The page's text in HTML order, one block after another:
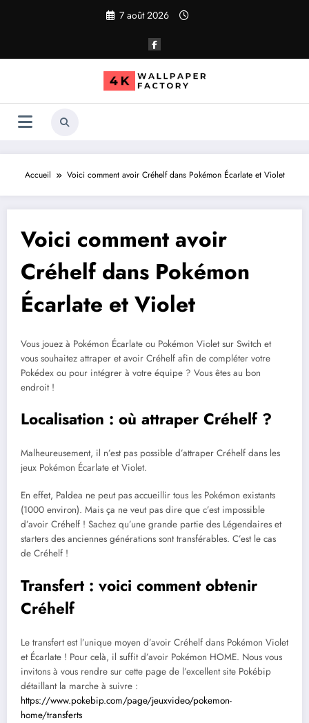
7 août 2026
Accueil Voici comment avoir Créhelf dans Pokémon Écarlate et Violet
Voici comment avoir
Créhelf dans Pokémon
Écarlate et Violet
Vous jouez à Pokémon Écarlate ou Pokémon Violet sur Switch et
vous souhaitez attraper et avoir Créhelf afin de compléter votre
Pokédex ou pour intégrer à votre équipe ? Vous êtes au bon
endroit !
Localisation : où attraper Créhelf ?
Malheureusement, il n’est pas possible d’attraper Créhelf dans les
jeux Pokémon Écarlate et Violet.
En effet, Paldea ne peut pas accueillir tous les Pokémon existants
(1000 environ). Mais ça ne veut pas dire que c’est impossible
d’avoir Créhelf ! Sachez qu’une grande partie des Légendaires et
starters des anciennes générations sont transférables. C’est le cas
de Créhelf !
Transfert : voici comment obtenir
Créhelf
Le transfert est l’unique moyen d’avoir Créhelf dans Pokémon Violet
et Écarlate ! Pour celà, il suffit d’avoir Pokémon HOME. Nous vous
invitons à vous rendre sur cette page de l’excellent site Pokébip
détaillant la marche à suivre :
https://www.pokebip.com/page/jeuxvideo/pokemon-
home/transferts